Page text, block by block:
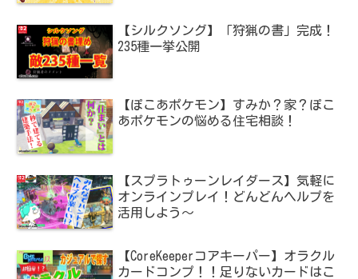
【シルクソング】「狩猟の書」完成！
235種一挙公開
【ぽこあポケモン】すみか？家？ぽこ
あポケモンの悩める住宅相談！
【スプラトゥーンレイダース】気軽に
オンラインプレイ！どんどんヘルプを
活用しよう～
【CoreKeeperコアキーパー】オラクル
カードコンプ！！足りないカードはこ